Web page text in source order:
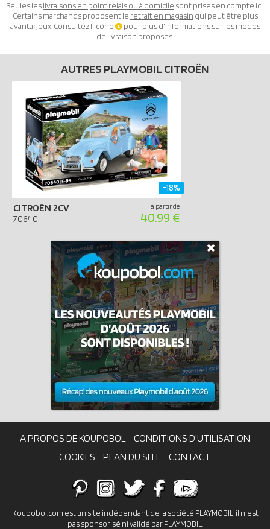
Seules leslivraisons en point relais ou à domicile sont prises en compte ici.
Certains marchands proposent le retrait en magasin qui peut être plus
avantageux. Consultez l'icône
pour plus d'informations sur les modes
de livraison proposés.
AUTRES PLAYMOBIL CITROËN
CITROËN 2CV
70640
à partir de
40.99 €
-18%
A PROPOS DE KOUPOBOL
CONDITIONS D'UTILISATION
COOKIES
PLAN DU SITE CONTACT
Koupobol.com est un site indépendant de la société PLAYMOBIL, il n'est
pas sponsorisé ni validé par PLAYMOBIL.